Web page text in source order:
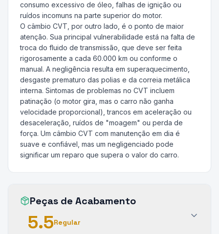
consumo excessivo de óleo, falhas de ignição ou
ruídos incomuns na parte superior do motor.
O câmbio CVT, por outro lado, é o ponto de maior
atenção. Sua principal vulnerabilidade está na falta de
troca do fluido de transmissão, que deve ser feita
rigorosamente a cada 60.000 km ou conforme o
manual. A negligência resulta em superaquecimento,
desgaste prematuro das polias e da correia metálica
interna. Sintomas de problemas no CVT incluem
patinação (o motor gira, mas o carro não ganha
velocidade proporcional), trancos em aceleração ou
desaceleração, ruídos de "moagem" ou perda de
força. Um câmbio CVT com manutenção em dia é
suave e confiável, mas um negligenciado pode
significar um reparo que supera o valor do carro.
Peças de Acabamento
5.5Regular